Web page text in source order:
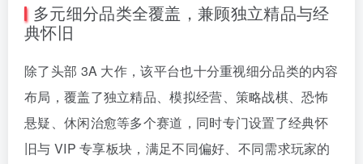
多元细分品类全覆盖，兼顾独立精品与经
典怀旧
除了头部 3A 大作，该平台也十分重视细分品类的内容
布局，覆盖了独立精品、模拟经营、策略战棋、恐怖
悬疑、休闲治愈等多个赛道，同时专门设置了经典怀
旧与 VIP 专享板块，满足不同偏好、不同需求玩家的